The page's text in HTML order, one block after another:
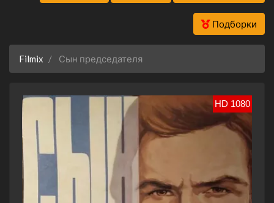
Подборки
Filmix Сын председателя
HD 1080